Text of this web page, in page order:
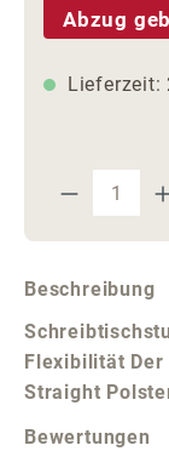
Abzug
Lieferzeit:
Produkt
Beschreibung
Flexibilität
Straight
Bewertungen